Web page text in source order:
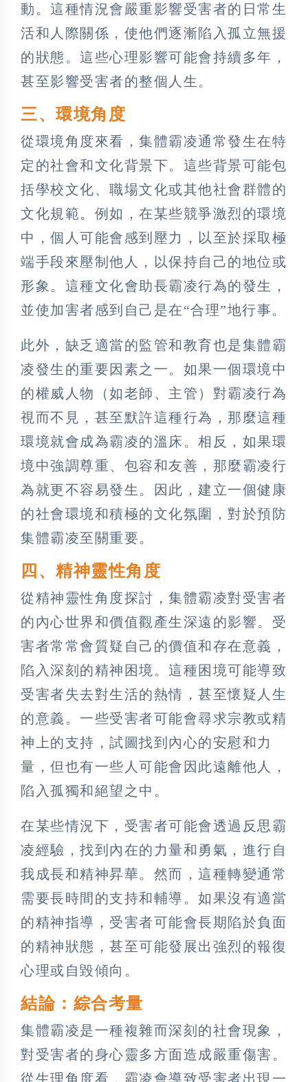
動。這種情況會嚴重影響受害者的日常生
活和人際關係，使他們逐漸陷入孤立無援
的狀態。這些心理影響可能會持續多年，
甚至影響受害者的整個人生。
三、環境角度
從環境角度來看，集體霸凌通常發生在特
定的社會和文化背景下。這些背景可能包
括學校文化、職場文化或其他社會群體的
文化規範。例如，在某些競爭激烈的環境
中，個人可能會感到壓力，以至於採取極
端手段來壓制他人，以保持自己的地位或
形象。這種文化會助長霸凌行為的發生，
並使加害者感到自己是在“合理”地行事。
此外，缺乏適當的監管和教育也是集體霸
凌發生的重要因素之一。如果一個環境中
的權威人物（如老師、主管）對霸凌行為
視而不見，甚至默許這種行為，那麼這種
環境就會成為霸凌的溫床。相反，如果環
境中強調尊重、包容和友善，那麼霸凌行
為就更不容易發生。因此，建立一個健康
的社會環境和積極的文化氛圍，對於預防
集體霸凌至關重要。
四、精神靈性角度
從精神靈性角度探討，集體霸凌對受害者
的內心世界和價值觀產生深遠的影響。受
害者常常會質疑自己的價值和存在意義，
陷入深刻的精神困境。這種困境可能導致
受害者失去對生活的熱情，甚至懷疑人生
的意義。一些受害者可能會尋求宗教或精
神上的支持，試圖找到內心的安慰和力
量，但也有一些人可能會因此遠離他人，
陷入孤獨和絕望之中。
在某些情況下，受害者可能會透過反思霸
凌經驗，找到內在的力量和勇氣，進行自
我成長和精神昇華。然而，這種轉變通常
需要長時間的支持和輔導。如果沒有適當
的精神指導，受害者可能會長期陷於負面
的精神狀態，甚至可能發展出強烈的報復
心理或自毀傾向。
結論：綜合考量
集體霸凌是一種複雜而深刻的社會現象，
對受害者的身心靈多方面造成嚴重傷害。
從生理角度看，霸凌會導致受害者出現一